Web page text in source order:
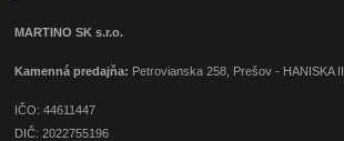
MARTINO SK s.r.o.
Kamenná predajňa: Petrovianska 258, Prešov - HANISKA II
IČO: 44611447
DIČ: 2022755196